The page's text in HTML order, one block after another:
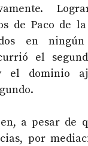
de Paco de
en
el
el dominio
a pesar de
por